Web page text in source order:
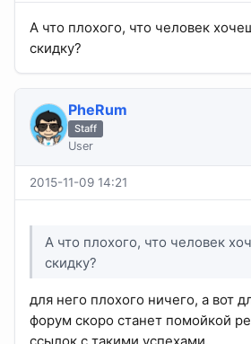
А что плохого, что человек
скидку?
PheRum
Staff
User
2015-11-09 14:21
А что плохого, что человек
скидку?
для него плохого ничего, а вот
форум скоро станет помойкой